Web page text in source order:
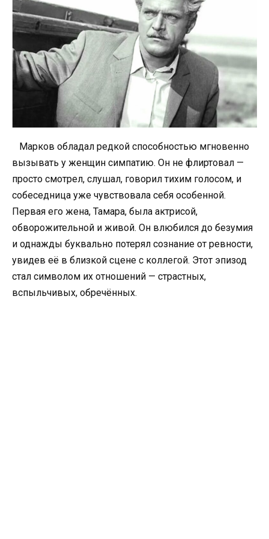
Марков обладал редкой способностью мгновенно
вызывать у женщин симпатию. Он не флиртовал —
просто смотрел, слушал, говорил тихим голосом, и
собеседница уже чувствовала себя особенной.
Первая его жена, Тамара, была актрисой,
обворожительной и живой. Он влюбился до безумия
и однажды буквально потерял сознание от ревности,
увидев её в близкой сцене с коллегой. Этот эпизод
стал символом их отношений — страстных,
вспыльчивых, обречённых.